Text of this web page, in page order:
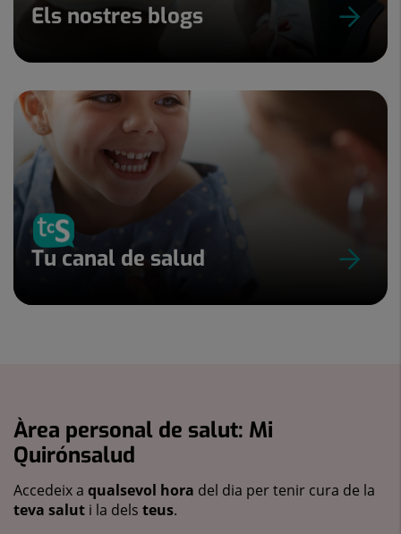
Els nostres blogs
Tu canal de salud
Àrea personal de salut: Mi
Quirónsalud
Accedeix a qualsevol hora del dia per tenir cura de la
teva salut i la dels teus.